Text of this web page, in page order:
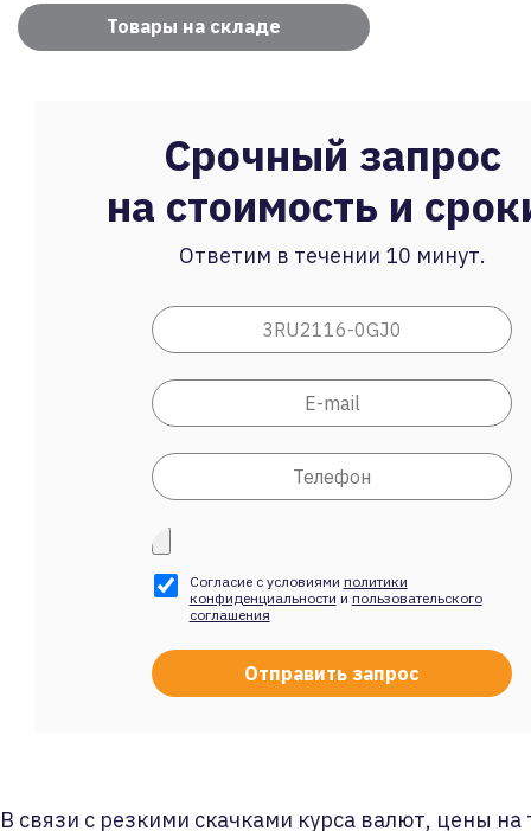
Товары на складе
Срочный запрос
на стоимость и
Ответим в течении 10 минут.
Согласие с условиями политики
конфиденциальности и пользовательского
соглашения
В связи с резкими скачками курса валют, цены на